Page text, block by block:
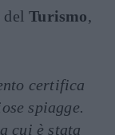
delTurismo,
certifica
spiagge.
cui è stata